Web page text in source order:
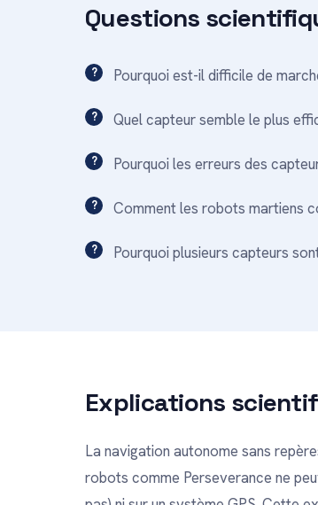
Questions
Pourquoi est-il difficile de
Quel capteur semble le plus
Pourquoi les erreurs des
Comment les robots martiens
Pourquoi plusieurs capteurs
Explications
La navigation autonome sans
robots comme Perseverance ne